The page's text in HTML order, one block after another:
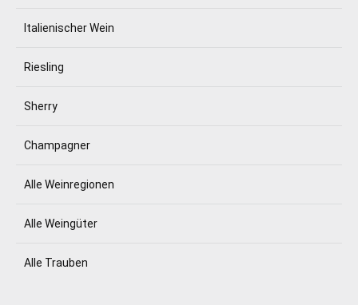
Italienischer Wein
Riesling
Sherry
Champagner
Alle Weinregionen
Alle Weingüter
Alle Trauben